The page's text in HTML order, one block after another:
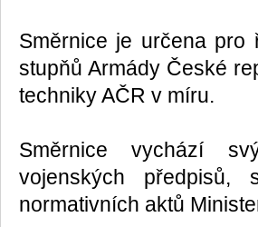
Směrnice je určena
stupňů Armády České
techniky AČR v míru.
Směrnice vychází
vojenských předpisů,
normativních aktů